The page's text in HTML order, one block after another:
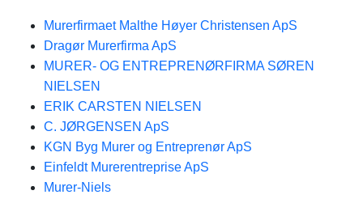
Murerfirmaet Malthe Høyer Christensen ApS
Dragør Murerfirma ApS
MURER- OG ENTREPRENØRFIRMA SØREN
NIELSEN
ERIK CARSTEN NIELSEN
C. JØRGENSEN ApS
KGN Byg Murer og Entreprenør ApS
Einfeldt Murerentreprise ApS
Murer-Niels